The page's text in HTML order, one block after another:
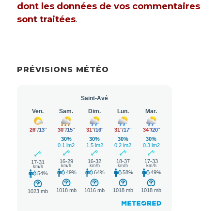
dont les données de vos commentaires
sont traitées.
PRÉVISIONS MÉTÉO